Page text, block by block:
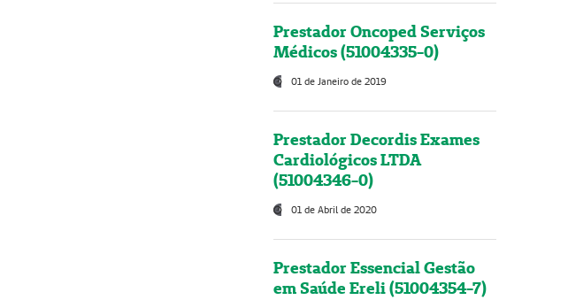
Prestador Oncoped Serviços
Médicos (51004335-0)
01 de Janeiro de 2019
Prestador Decordis Exames
Cardiológicos LTDA
(51004346-0)
01 de Abril de 2020
Prestador Essencial Gestão
em Saúde Ereli (51004354-7)